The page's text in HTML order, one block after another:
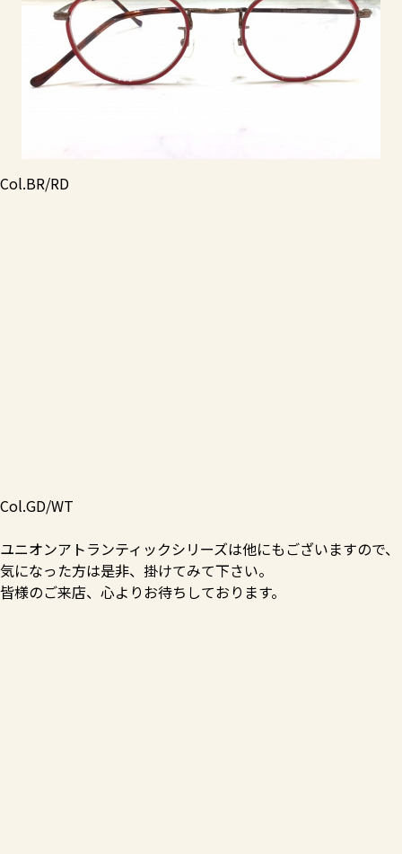
Col.BR/RD
Col.GD/WT
ユニオンアトランティックシリーズは他にもございますので、
気になった方は是非、掛けてみて下さい。
皆様のご来店、心よりお待ちしております。